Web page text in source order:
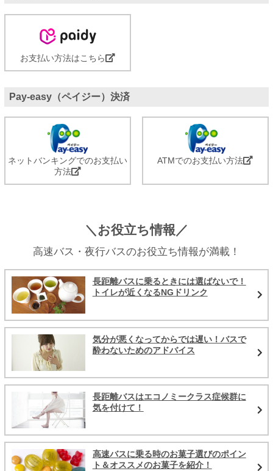
お支払い方法はこちら
Pay-easy（ペイジー）決済
ネットバンキングでのお支払い
方法
ATMでのお支払い方法
＼お役立ち情報／
高速バス・夜行バスのお役立ち情報が満載！
長距離バスに乗るときには選ばないで！
トイレが近くなるNGドリンク
気分が悪くなってからでは遅い！バスで
酔わないためのアドバイス
長距離バスはエコノミークラス症候群に
気を付けて！
高速バスに乗る時のお菓子選びのポイン
ト＆オススメのお菓子を紹介！